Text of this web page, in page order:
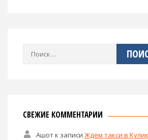
СВЕЖИЕ КОММЕНТАРИИ
Ашотк записи Ждем такси в